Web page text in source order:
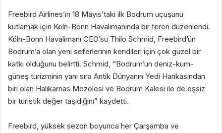
Freebird Airlines’ın 18 Mayıs’taki ilk Bodrum uçuşunu
kutlamak için Köln-Bonn Havalimanında bir tören düzenlendi.
Köln-Bonn Havalimanı CEO’su Thilo Schmid, Freebird’ün
Bodrum’a olan yeni seferlerinin kendileri için çok güzel bir
katkı olduğunu belirtti. Schmid, “Bodrum’un deniz-kum-
güneş turizminin yanı sıra Antik Dünyanın Yedi Harikasından
biri olan Halikarnas Mozolesi ve Bodrum Kalesi ile de eşsiz
bir turistik değer taşıdığını” kaydetti.
Freebird, yüksek sezon boyunca her Çarşamba ve